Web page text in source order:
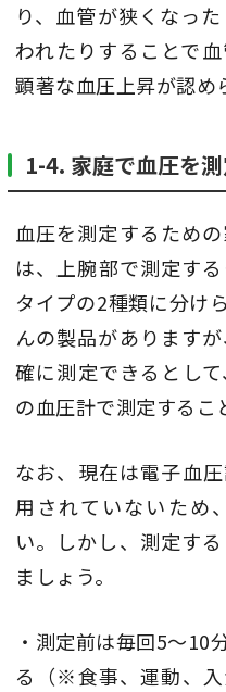
り、血管が狭くなっ
われたりすることで血
顕著な血圧上昇が認め
1-4. 家庭で血圧を
血圧を測定するため
は、上腕部で測定す
タイプの2種類に分け
んの製品があります
確に測定できるとし
の血圧計で測定するこ
なお、現在は電子血
用されていないため
い。しかし、測定す
ましょう。
・測定前は毎回5～10
る（※食事、運動、